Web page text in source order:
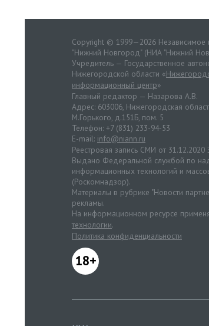
Copyright © 1999—2026 Независимое
"Нижний Новгород" (НИА "Нижний
Учредитель — Государственное
Нижегородской области «
информационный центр»
Главный редактор — Назарова А.В.
Адрес: 603006, Нижегородская
М.Горького, д.151Б, пом. 5
Телефон: +7 (831) 233-94-53
E-mail: info@niann.ru
Реестровая запись СМИ от
Выдано Федеральной службой по
информационных технологий и
(Роскомнадзор).
Материалы в рубрике "Новости
рекламы.
На информационном ресурсе
технологии.
Политика конфиденциальности
18+